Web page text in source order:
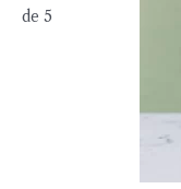
de 5